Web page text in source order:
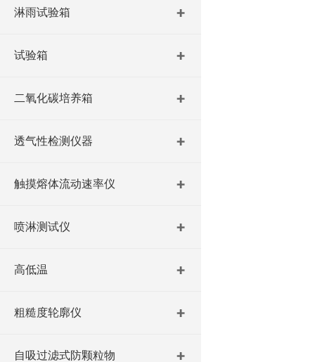
淋雨试验箱
试验箱
二氧化碳培养箱
透气性检测仪器
触摸熔体流动速率仪
喷淋测试仪
高低温
粗糙度轮廓仪
自吸过滤式防颗粒物